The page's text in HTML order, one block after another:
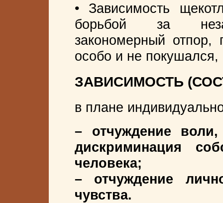
• Зависимость
борьбой за
закономерный отпор,
особо и не
ЗАВИСИМОСТЬ
в плане
– отчуждение
дискриминация
человека;
– отчуждение
чувства.